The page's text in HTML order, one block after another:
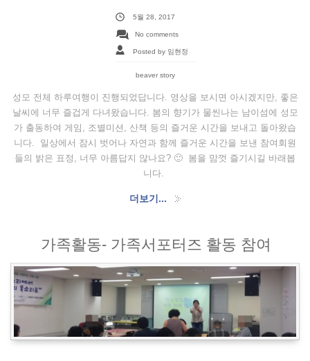
5월 28, 2017
No comments
Posted by 임현정
beaver story
성모 전체 하루여행이 진행되었답니다. 영상을 보시면 아시겠지만, 좋은
날씨에 너무 즐겁게 다녀왔습니다. 봄의 향기가 물씬나는 남이섬에 성모
가 출동하여 게임, 조별미션, 산책 등의 즐거운 시간을 보내고 돌아왔습
니다. 일상에서 잠시 벗어나 자연과 함께 즐거운 시간을 보낸 참여회원
들의 밝은 표정, 너무 아름답지 않나요? 🙂 봄을 맘껏 즐기시길 바래봅
니다.
더보기...
가족활동- 가족서포터즈 활동 참여